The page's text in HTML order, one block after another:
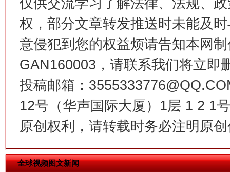
权，部分文章转发推送时未能及
意侵犯到您的权益烦请告知本网
GAN160003，请联系我们将立即
投稿邮箱：
12号（华声国际大厦）1层 1 2 1
原创权利，请转载时务必注明原
全球视频图文新闻
习近平的博鳌关键词
魏明